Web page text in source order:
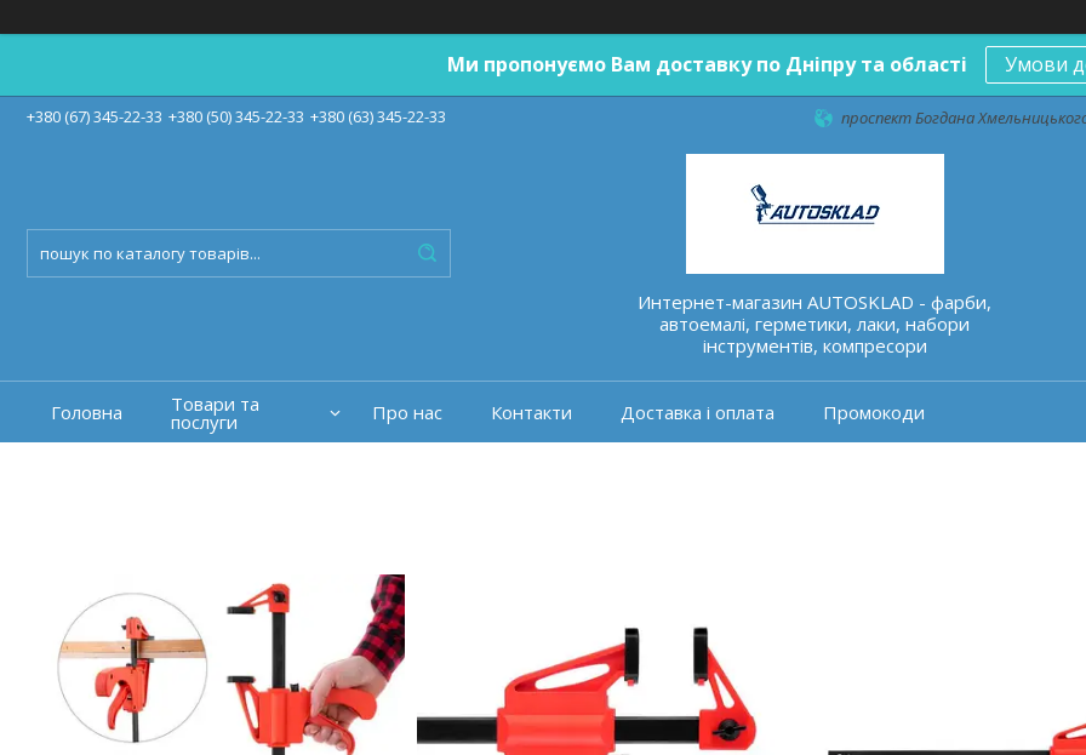
Ми пропонуємо Вам доставку по Дніпру та області Умови
+380 (67) 345-22-33 +380 (50) 345-22-33 +380 (63) 345-22-33 проспект Богдана
Интернет-магазин AUTOSKLAD - фарби,
автоемалі, герметики, лаки, набори
інструментів, компресори
Головна Товари та
послуги Про нас Контакти Доставка і оплата Промокоди